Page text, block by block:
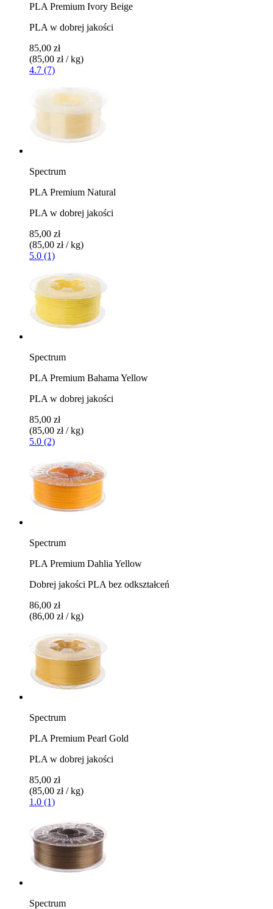
PLA Premium Ivory Beige
PLA w dobrej jakości
85,00 zł
(85,00 zł / kg)
4.7 (7)
Spectrum
PLA Premium Natural
PLA w dobrej jakości
85,00 zł
(85,00 zł / kg)
5.0 (1)
Spectrum
PLA Premium Bahama Yellow
PLA w dobrej jakości
85,00 zł
(85,00 zł / kg)
5.0 (2)
Spectrum
PLA Premium Dahlia Yellow
Dobrej jakości PLA bez odkształceń
86,00 zł
(86,00 zł / kg)
Spectrum
PLA Premium Pearl Gold
PLA w dobrej jakości
85,00 zł
(85,00 zł / kg)
1.0 (1)
Spectrum